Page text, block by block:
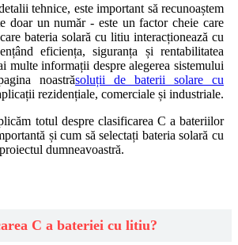
tehnice, este important să recunoaștem
doar un număr - este un factor cheie care
bateria solară cu litiu interacționează cu
eficiența, siguranța și rentabilitatea
multe informații despre alegerea sistemului
noastrăsoluții de baterii solare cu
rezidențiale, comerciale și industriale.
totul despre clasificarea C a bateriilor
și cum să selectați bateria solară cu
dumneavoastră.
C a bateriei cu litiu?